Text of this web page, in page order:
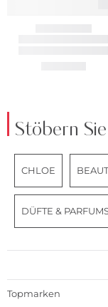
Stöbern
CHLOE
DÜFTE &
Topmarken